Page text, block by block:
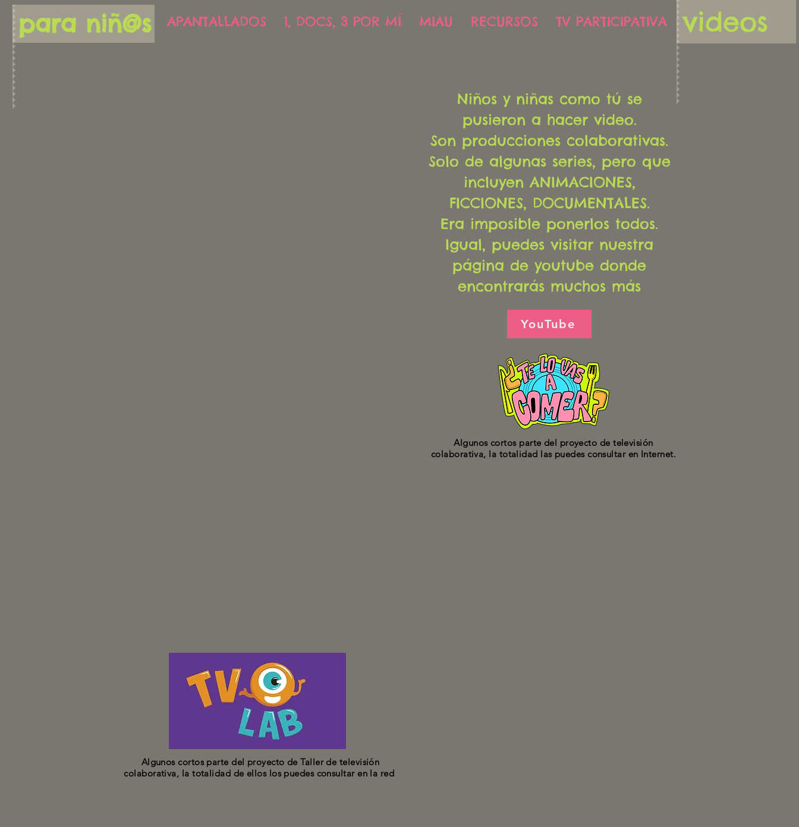
para niñ@s videos
APANTALLADOS 1, DOCS, 3 POR MÍ MIAU RECURSOS TV PARTICIPATIVA
Algunos cortos parte del proyecto de Taller de televisión
colaborativa, la totalidad de ellos los puedes consultar en la red
Niños y niñas como tú se
pusieron a hacer video.
Son producciones colaborativas.
Solo de algunas series, pero que
incluyen ANIMACIONES,
FICCIONES, DOCUMENTALES.
Era imposible ponerlos todos.
Igual, puedes visitar nuestra
página de youtube donde
encontrarás muchos más
YouTube
Algunos cortos parte del proyecto de televisión
colaborativa, la totalidad las puedes consultar en Internet.